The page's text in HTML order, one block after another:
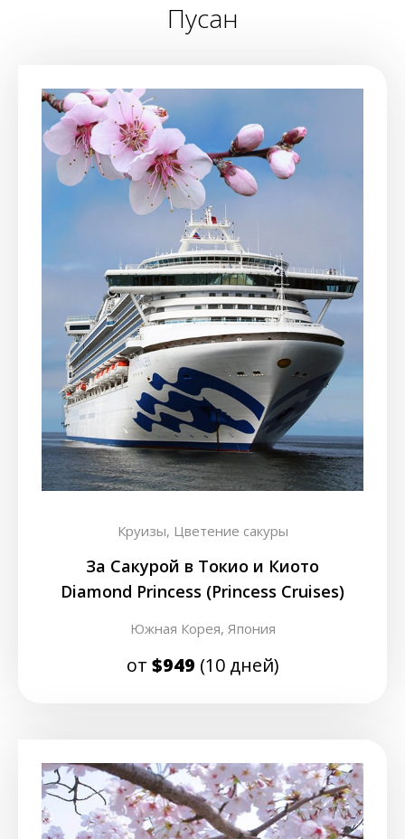
Пусан
Круизы, Цветение сакуры
За Сакурой в Токио и Киото
Diamond Princess (Princess Cruises)
Южная Корея, Япония
от $949 (10 дней)